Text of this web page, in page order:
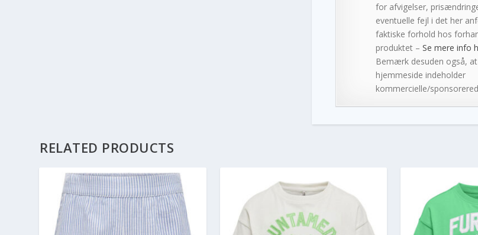
for afvigelser,
eventuelle fejl i det her
faktiske forhold hos
produktet – Se mere info
Bemærk desuden også,
hjemmeside indeholder
kommercielle/
RELATED PRODUCTS